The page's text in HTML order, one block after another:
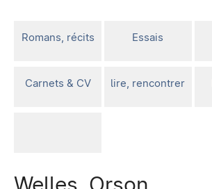
Romans, récits Essais
Carnets & CV lire, rencontrer